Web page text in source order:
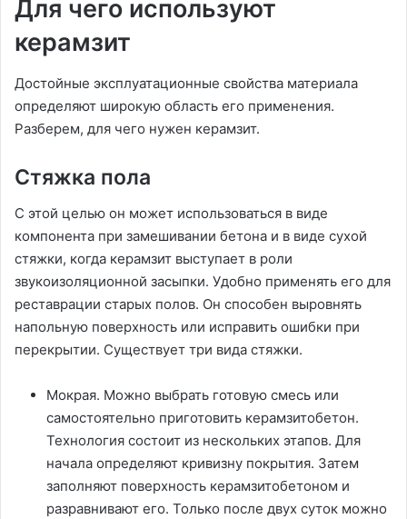
Для чего используют
керамзит
Достойные эксплуатационные свойства материала
определяют широкую область его применения.
Разберем, для чего нужен керамзит.
Стяжка пола
С этой целью он может использоваться в виде
компонента при замешивании бетона и в виде сухой
стяжки, когда керамзит выступает в роли
звукоизоляционной засыпки. Удобно применять его для
реставрации старых полов. Он способен выровнять
напольную поверхность или исправить ошибки при
перекрытии. Существует три вида стяжки.
Мокрая. Можно выбрать готовую смесь или
самостоятельно приготовить керамзитобетон.
Технология состоит из нескольких этапов. Для
начала определяют кривизну покрытия. Затем
заполняют поверхность керамзитобетоном и
разравнивают его. Только после двух суток можно